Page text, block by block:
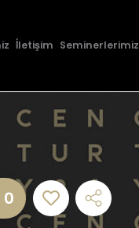
İletişim Seminerlerimiz
0